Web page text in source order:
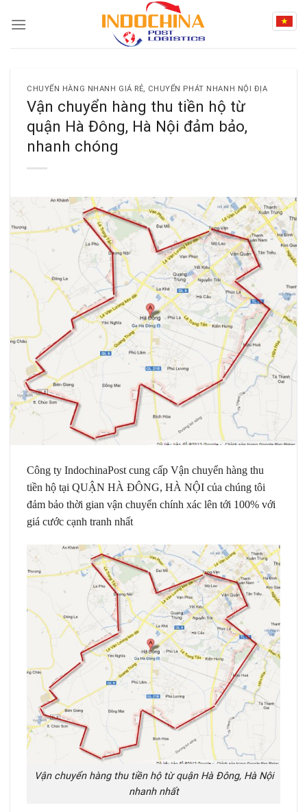
CHUYỂN HÀNG NHANH GIÁ RẺ, CHUYỂN PHÁT NHANH NỘI ĐỊA
Vận chuyển hàng thu tiền hộ từ
quận Hà Đông, Hà Nội đảm bảo,
nhanh chóng
Công ty IndochinaPost cung cấp Vận chuyển hàng thu
tiền hộ tại QUẬN HÀ ĐÔNG, HÀ NỘI của chúng tôi
đảm bảo thời gian vận chuyển chính xác lên tới 100% với
giá cước cạnh tranh nhất
Vận chuyển hàng thu tiền hộ từ quận Hà Đông, Hà Nội
nhanh nhất